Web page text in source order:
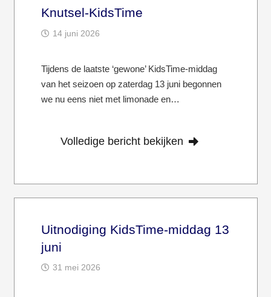
Knutsel-KidsTime
14 juni 2026
Tijdens de laatste ‘gewone’ KidsTime-middag
van het seizoen op zaterdag 13 juni begonnen
we nu eens niet met limonade en…
Volledige bericht bekijken
Uitnodiging KidsTime-middag 13
juni
31 mei 2026